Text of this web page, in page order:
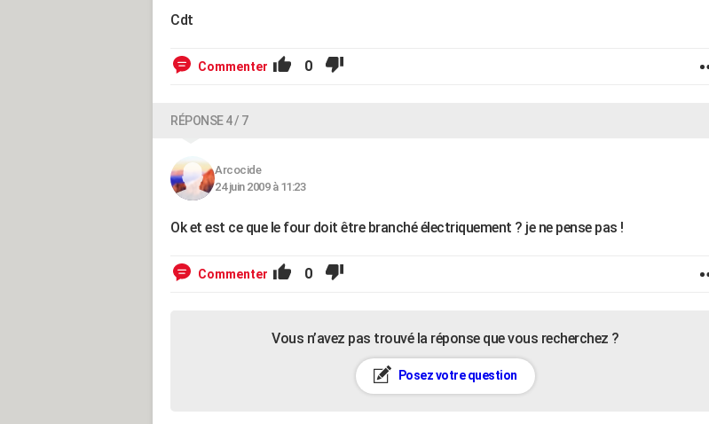
Cdt
Commenter 0
RÉPONSE 4 / 7
Arcocide
24 juin 2009 à 11:23
Ok et est ce que le four doit être branché électriquement ? je ne pense pas !
Commenter 0
Vous n’avez pas trouvé la réponse que vous recherchez ?
Posez votre question